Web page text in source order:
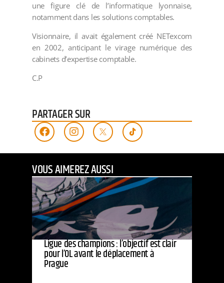
une figure clé de l’informatique lyonnaise,
notamment dans les solutions comptables.
Visionnaire, il avait également créé NETexcom
en 2002, anticipant le virage numérique des
cabinets d’expertise comptable.
C.P
PARTAGER SUR
VOUS AIMEREZ AUSSI
Ligue des champions : l’objectif est clair
pour l’OL avant le déplacement à
Prague